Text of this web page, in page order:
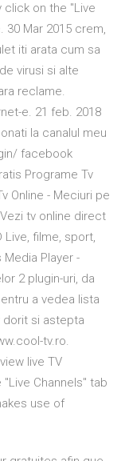
click on the "Live
30 Mar 2015 crem,
iti arata cum sa
virusi si alte
reclame.
e. 21 feb. 2018
la canalul meu
facebook
Programe Tv
Online - Meciuri pe
tv online direct
Live, filme, sport,
Media Player -
2 plugin-uri, da
a vedea lista
dorit si astepta
tv.ro.
live TV
Channels" tab
use of